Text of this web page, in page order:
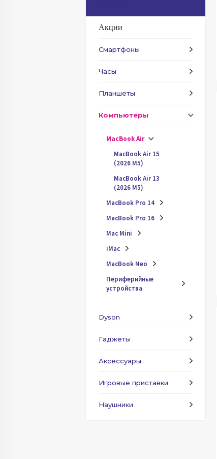
Акции
Смартфоны
Часы
Планшеты
Компьютеры
MacBook Air
MacBook Air 15
(2026 M5)
MacBook Air 13
(2026 M5)
MacBook Pro 14
MacBook Pro 16
Mac Mini
iMac
MacBook Neo
Периферийные
устройства
Dyson
Гаджеты
Аксессуары
Игровые приставки
Наушники